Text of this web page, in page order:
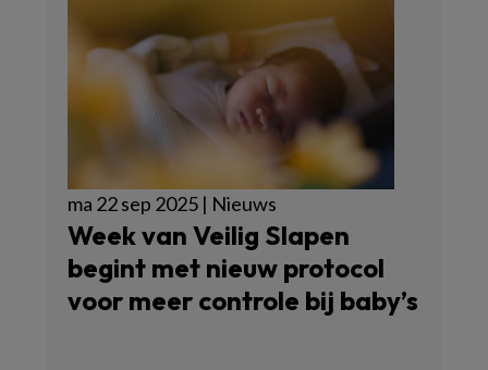
ma 22 sep 2025 | Nieuws
Week van Veilig Slapen
begint met nieuw protocol
voor meer controle bij baby’s